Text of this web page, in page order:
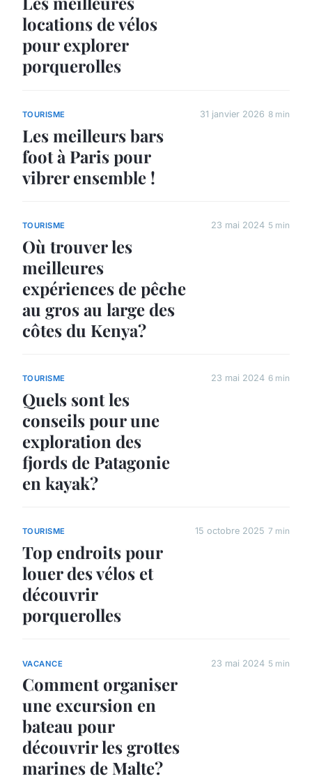
locations de vélos
pour explorer
porquerolles
TOURISME
Les meilleurs bars
foot à Paris pour
vibrer ensemble !
31 janvier 2026 8 min
TOURISME
Où trouver les
meilleures
expériences de pêche
au gros au large des
côtes du Kenya?
23 mai 2024 5 min
TOURISME
Quels sont les
conseils pour une
exploration des
fjords de Patagonie
en kayak?
23 mai 2024 6 min
TOURISME
Top endroits pour
louer des vélos et
découvrir
porquerolles
15 octobre 2025 7 min
VACANCE
Comment organiser
une excursion en
bateau pour
découvrir les grottes
marines de Malte?
23 mai 2024 5 min